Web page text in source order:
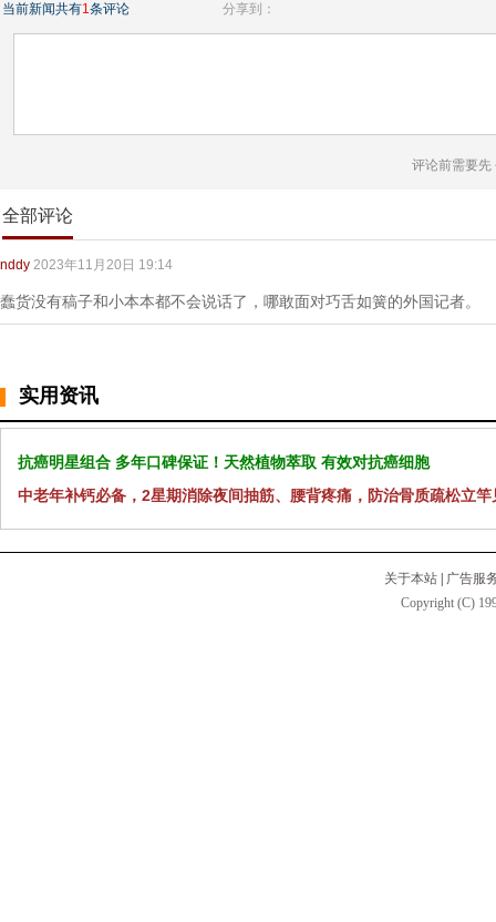
当前新闻共有1条评论 分享到：
评论前需要先
全部评论
nddy 2023年11月20日 19:14
蠢货没有稿子和小本本都不会说话了，哪敢面对巧舌如簧的外国记者。
实用资讯
抗癌明星组合 多年口碑保证！天然植物萃取 有效对抗癌细胞
中老年补钙必备，2星期消除夜间抽筋、腰背疼痛，防治骨质疏松立竿
关于本站
广告服
Copyright (C)